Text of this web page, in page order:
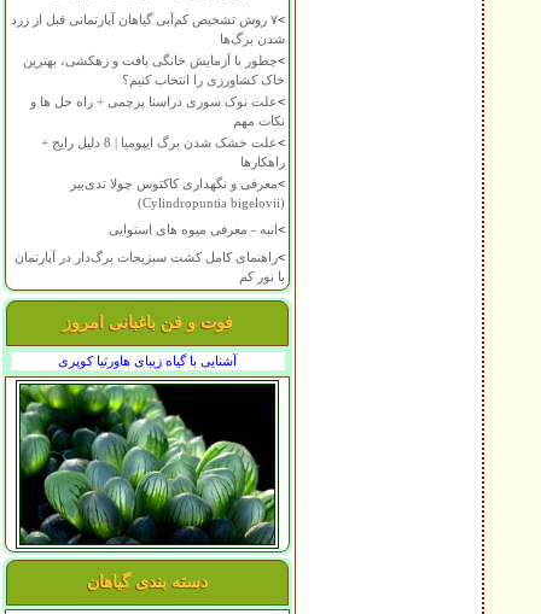
>
۷ روش تشخیص کم‌آبی گیاهان آپارتمانی قبل از زرد
شدن برگ‌ها
>چطور با آزمایش خانگی بافت و زهکشی، بهترین
خاک کشاورزی را انتخاب کنیم؟
>علت نوک سوزی دراسنا پرچمی + راه حل ها و
نکات مهم
>
علت خشک شدن برگ ایپومیا | 8 دلیل رایج +
راهکارها
>معرفی و نگهداری کاکتوس چولا تدی‌بیر
(Cylindropuntia bigelovii)
>انبه - معرفی میوه های استوایی
>راهنمای کامل کشت سبزیجات برگ‌دار در آپارتمان
با نور کم
فوت و فن باغبانی امروز
آشنایی با گیاه زیبای هاورتیا کوپری
دسته بندی گیاهان